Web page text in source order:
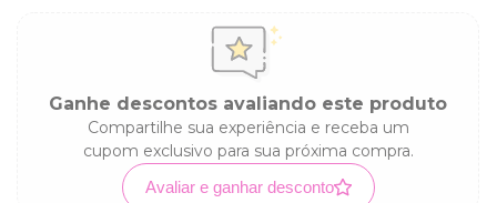
Ganhe descontos avaliando este produto
Compartilhe sua experiência e receba um
cupom exclusivo para sua próxima compra.
Avaliar e ganhar desconto